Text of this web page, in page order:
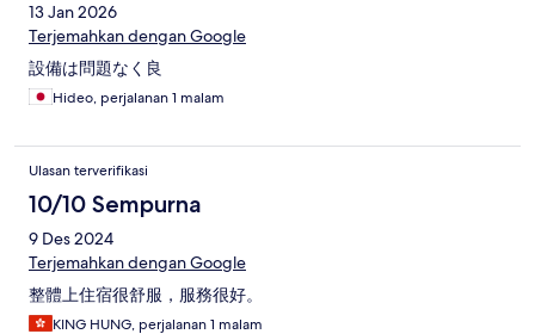
13 Jan 2026
Terjemahkan dengan Google
設備は問題なく良
Hideo, perjalanan 1 malam
Ulasan terverifikasi
10/10 Sempurna
9 Des 2024
Terjemahkan dengan Google
整體上住宿很舒服，服務很好。
KING HUNG, perjalanan 1 malam